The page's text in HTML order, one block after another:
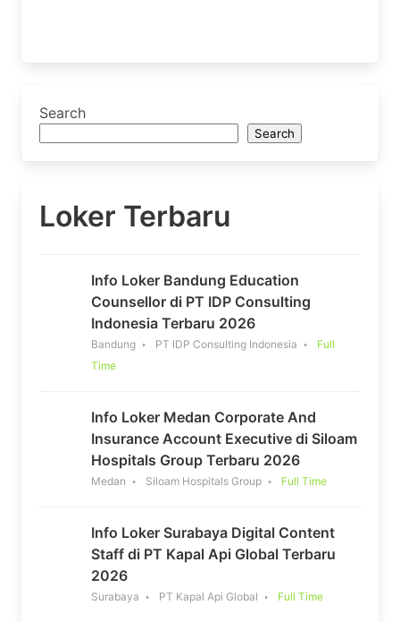
Search
Search
Loker Terbaru
Info Loker Bandung Education
Counsellor di PT IDP Consulting
Indonesia Terbaru 2026
Bandung PT IDP Consulting Indonesia
Full
Time
Info Loker Medan Corporate And
Insurance Account Executive di Siloam
Hospitals Group Terbaru 2026
Medan Siloam Hospitals Group Full Time
Info Loker Surabaya Digital Content
Staff di PT Kapal Api Global Terbaru
2026
Surabaya PT Kapal Api Global Full Time